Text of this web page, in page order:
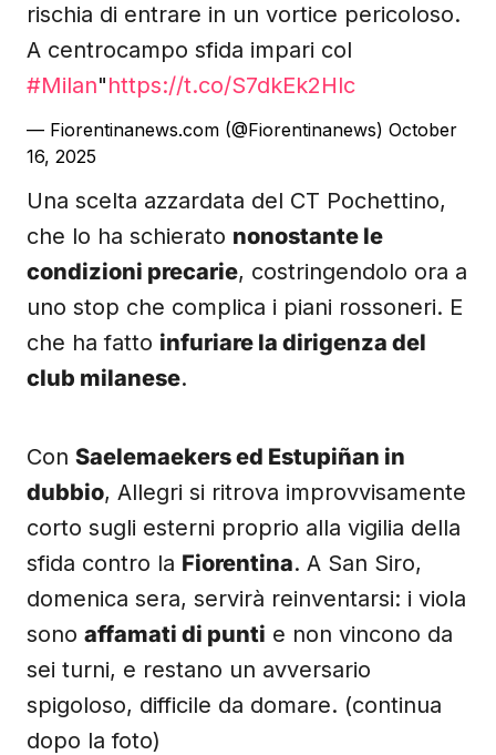
rischia di entrare in un vortice pericoloso.
A centrocampo sfida impari col
#Milan"https://t.co/S7dkEk2Hlc
— Fiorentinanews.com (@Fiorentinanews) October
16, 2025
Una scelta azzardata del CT Pochettino,
che lo ha schierato nonostante le
condizioni precarie, costringendolo ora a
uno stop che complica i piani rossoneri. E
che ha fatto infuriare la dirigenza del
club milanese.
Con Saelemaekers ed Estupiñan in
dubbio, Allegri si ritrova improvvisamente
corto sugli esterni proprio alla vigilia della
sfida contro la Fiorentina. A San Siro,
domenica sera, servirà reinventarsi: i viola
sono affamati di punti e non vincono da
sei turni, e restano un avversario
spigoloso, difficile da domare. (continua
dopo la foto)